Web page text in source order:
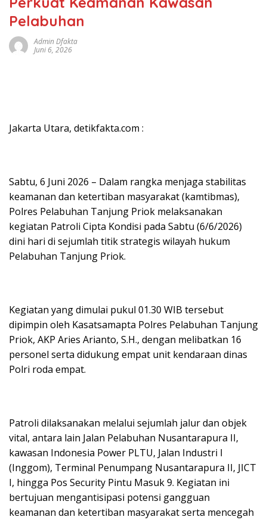
Pelabuhan
Admin Dfakta
Juni 6, 2026
Jakarta Utara, detikfakta.com :
Sabtu, 6 Juni 2026 – Dalam rangka menjaga stabilitas
keamanan dan ketertiban masyarakat (kamtibmas),
Polres Pelabuhan Tanjung Priok melaksanakan
kegiatan Patroli Cipta Kondisi pada Sabtu (6/6/2026)
dini hari di sejumlah titik strategis wilayah hukum
Pelabuhan Tanjung Priok.
Kegiatan yang dimulai pukul 01.30 WIB tersebut
dipimpin oleh Kasatsamapta Polres Pelabuhan Tanjung
Priok, AKP Aries Arianto, S.H., dengan melibatkan 16
personel serta didukung empat unit kendaraan dinas
Polri roda empat.
Patroli dilaksanakan melalui sejumlah jalur dan objek
vital, antara lain Jalan Pelabuhan Nusantarapura II,
kawasan Indonesia Power PLTU, Jalan Industri I
(Inggom), Terminal Penumpang Nusantarapura II, JICT
I, hingga Pos Security Pintu Masuk 9. Kegiatan ini
bertujuan mengantisipasi potensi gangguan
keamanan dan ketertiban masyarakat serta mencegah